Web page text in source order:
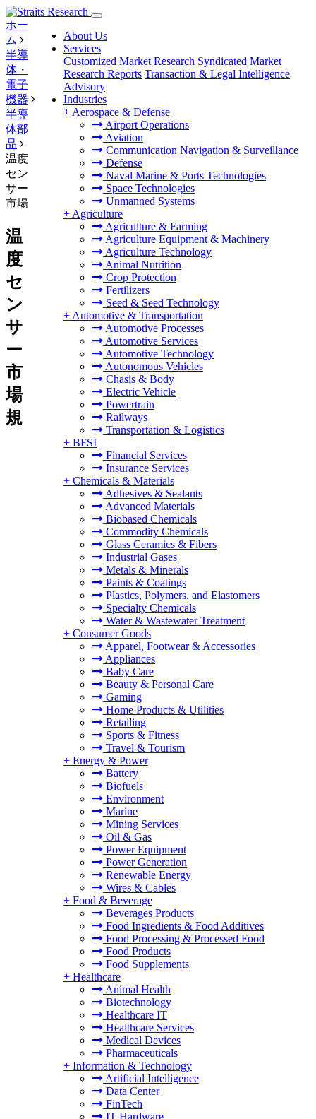
About Us
Services
Customized Market Research Syndicated Market
Research Reports Transaction & Legal Intelligence
Advisory
Industries
+ Aerospace & Defense
Airport Operations
Aviation
Communication Navigation & Surveillance
Defense
Naval Marine & Ports Technologies
Space Technologies
Unmanned Systems
+ Agriculture
Agriculture & Farming
Agriculture Equipment & Machinery
Agriculture Technology
Animal Nutrition
Crop Protection
Fertilizers
Seed & Seed Technology
+ Automotive & Transportation
Automotive Processes
Automotive Services
Automotive Technology
Autonomous Vehicles
Chasis & Body
Electric Vehicle
Powertrain
Railways
Transportation & Logistics
+ BFSI
Financial Services
Insurance Services
+ Chemicals & Materials
Adhesives & Sealants
Advanced Materials
Biobased Chemicals
Commodity Chemicals
Glass Ceramics & Fibers
Industrial Gases
Metals & Minerals
Paints & Coatings
Plastics, Polymers, and Elastomers
Specialty Chemicals
Water & Wastewater Treatment
+ Consumer Goods
Apparel, Footwear & Accessories
Appliances
Baby Care
Beauty & Personal Care
Gaming
Home Products & Utilities
Retailing
Sports & Fitness
Travel & Tourism
+ Energy & Power
Battery
Biofuels
Environment
Marine
Mining Services
Oil & Gas
Power Equipment
Power Generation
Renewable Energy
Wires & Cables
+ Food & Beverage
Beverages Products
Food Ingredients & Food Additives
Food Processing & Processed Food
Food Products
Food Supplements
+ Healthcare
Animal Health
Biotechnology
Healthcare IT
Healthcare Services
Medical Devices
Pharmaceuticals
+ Information & Technology
Artificial Intelligence
Data Center
FinTech
IT Hardware
ホー
ム
半導
体・
電子
機器
半導
体部
品
温度
セン
サー
市場
温
度
セ
ン
サ
ー
市
場
規